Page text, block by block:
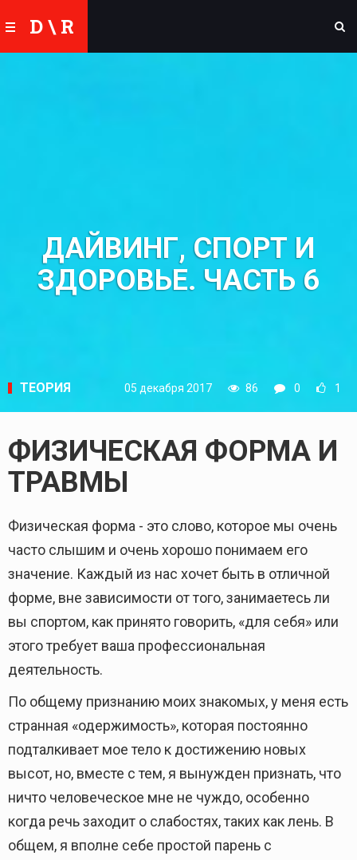
D \ R
ДАЙВИНГ, СПОРТ И
ЗДОРОВЬЕ. ЧАСТЬ 6
ТЕОРИЯ 05 декабря 2017 86 0 1
ФИЗИЧЕСКАЯ ФОРМА И
ТРАВМЫ
Физическая форма - это слово, которое мы очень
часто слышим и очень хорошо понимаем его
значение. Каждый из нас хочет быть в отличной
форме, вне зависимости от того, занимаетесь ли
вы спортом, как принято говорить, «для себя» или
этого требует ваша профессиональная
деятельность.
По общему признанию моих знакомых, у меня есть
странная «одержимость», которая постоянно
подталкивает мое тело к достижению новых
высот, но, вместе с тем, я вынужден признать, что
ничто человеческое мне не чуждо, особенно
когда речь заходит о слабостях, таких как лень. В
общем, я вполне себе простой парень с